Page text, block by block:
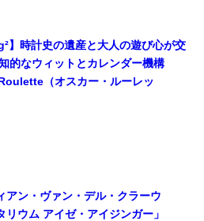
】時計史の遺産と大人の遊び心が交
的なウィットとカレンダー機構
（オスカー・ルーレッ
アン・ヴァン・デル・クラーウ
リウム アイゼ・アイジンガー」